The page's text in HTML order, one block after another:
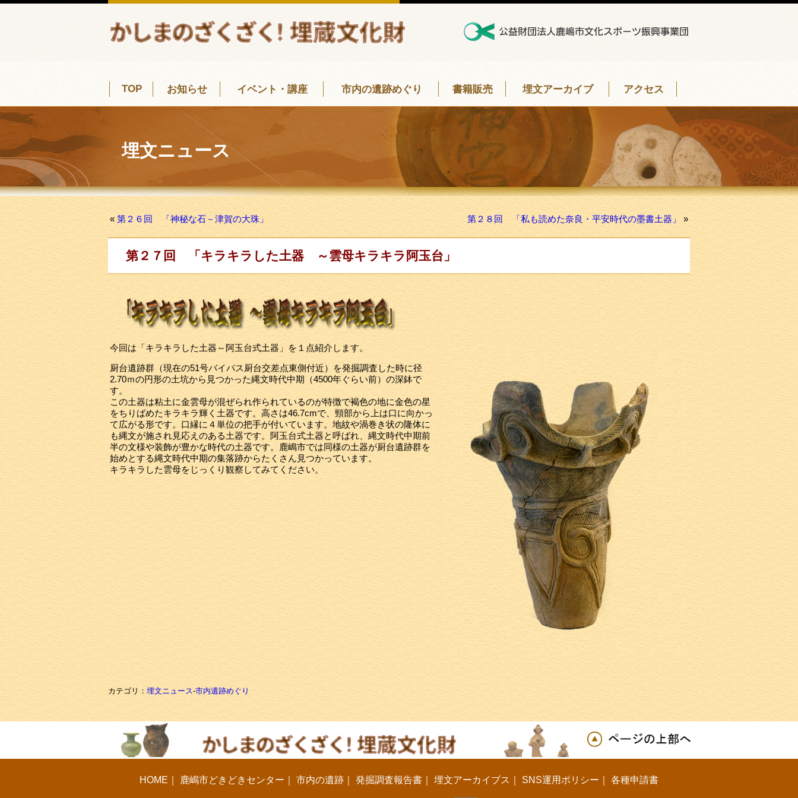
TOP お知らせ イベント・講座 市内の遺跡めぐり 書籍販売 埋文アーカイブ アクセス
埋文ニュース
« 第２６回 「神秘な石－津賀の大珠」 第２８回 「私も読めた奈良・平安時代の墨書土器」 »
第２７回 「キラキラした土器 ～雲母キラキラ阿玉台」
今回は「キラキラした土器～阿玉台式土器」を１点紹介します。
厨台遺跡群（現在の51号バイパス厨台交差点東側付近）を発掘調査した時に径
2.70ｍの円形の土坑から見つかった縄文時代中期（4500年ぐらい前）の深鉢で
す。
この土器は粘土に金雲母が混ぜられ作られているのが特徴で褐色の地に金色の星
をちりばめたキラキラ輝く土器です。高さは46.7cmで、頸部から上は口に向かっ
て広がる形です。口縁に４単位の把手が付いています。地紋や渦巻き状の隆体に
も縄文が施され見応えのある土器です。阿玉台式土器と呼ばれ、縄文時代中期前
半の文様や装飾が豊かな時代の土器です。鹿嶋市では同様の土器が厨台遺跡群を
始めとする縄文時代中期の集落跡からたくさん見つかっています。
キラキラした雲母をじっくり観察してみてください。
カテゴリ： 埋文ニュース-市内遺跡めぐり
HOME 鹿嶋市どきどきセンター 市内の遺跡 発掘調査報告書 埋文アーカイブス SNS運用ポリシー 各種申請書